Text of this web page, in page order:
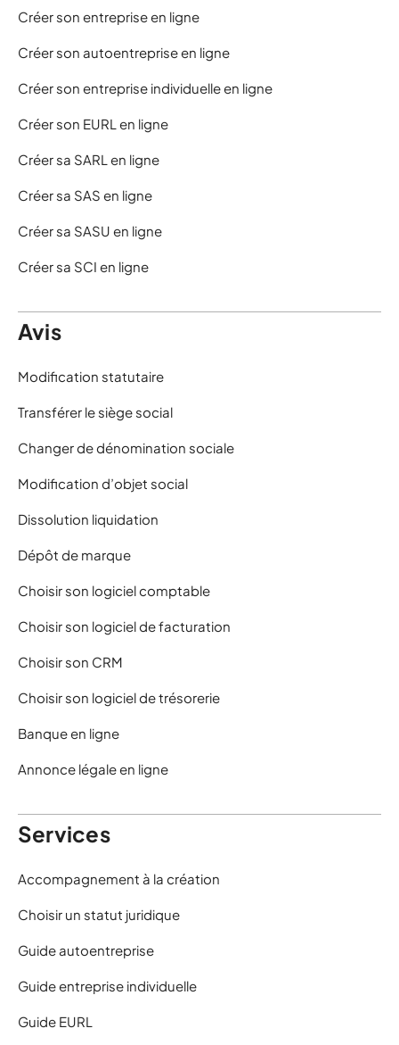
Créer son entreprise en ligne
Créer son autoentreprise en ligne
Créer son entreprise individuelle en ligne
Créer son EURL en ligne
Créer sa SARL en ligne
Créer sa SAS en ligne
Créer sa SASU en ligne
Créer sa SCI en ligne
Avis
Modification statutaire
Transférer le siège social
Changer de dénomination sociale
Modification d’objet social
Dissolution liquidation
Dépôt de marque
Choisir son logiciel comptable
Choisir son logiciel de facturation
Choisir son CRM
Choisir son logiciel de trésorerie
Banque en ligne
Annonce légale en ligne
Services
Accompagnement à la création
Choisir un statut juridique
Guide autoentreprise
Guide entreprise individuelle
Guide EURL